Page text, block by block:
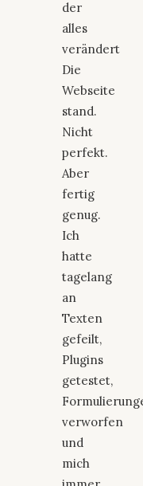
der
alles
verändert
Die
Webseite
stand.
Nicht
perfekt.
Aber
fertig
genug.
Ich
hatte
tagelang
an
Texten
gefeilt,
Plugins
getestet,
verworfen
und
mich